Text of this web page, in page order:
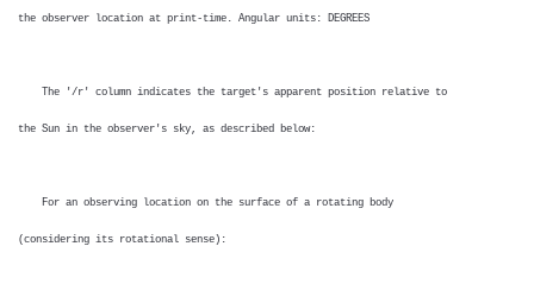
the observer location at print-time. Angular units: DEGREES
The '/r' column indicates the target's apparent position relative to
the Sun in the observer's sky, as described below:
For an observing location on the surface of a rotating body
(considering its rotational sense):